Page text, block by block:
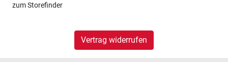
zumStorefinder
Vertrag widerrufen